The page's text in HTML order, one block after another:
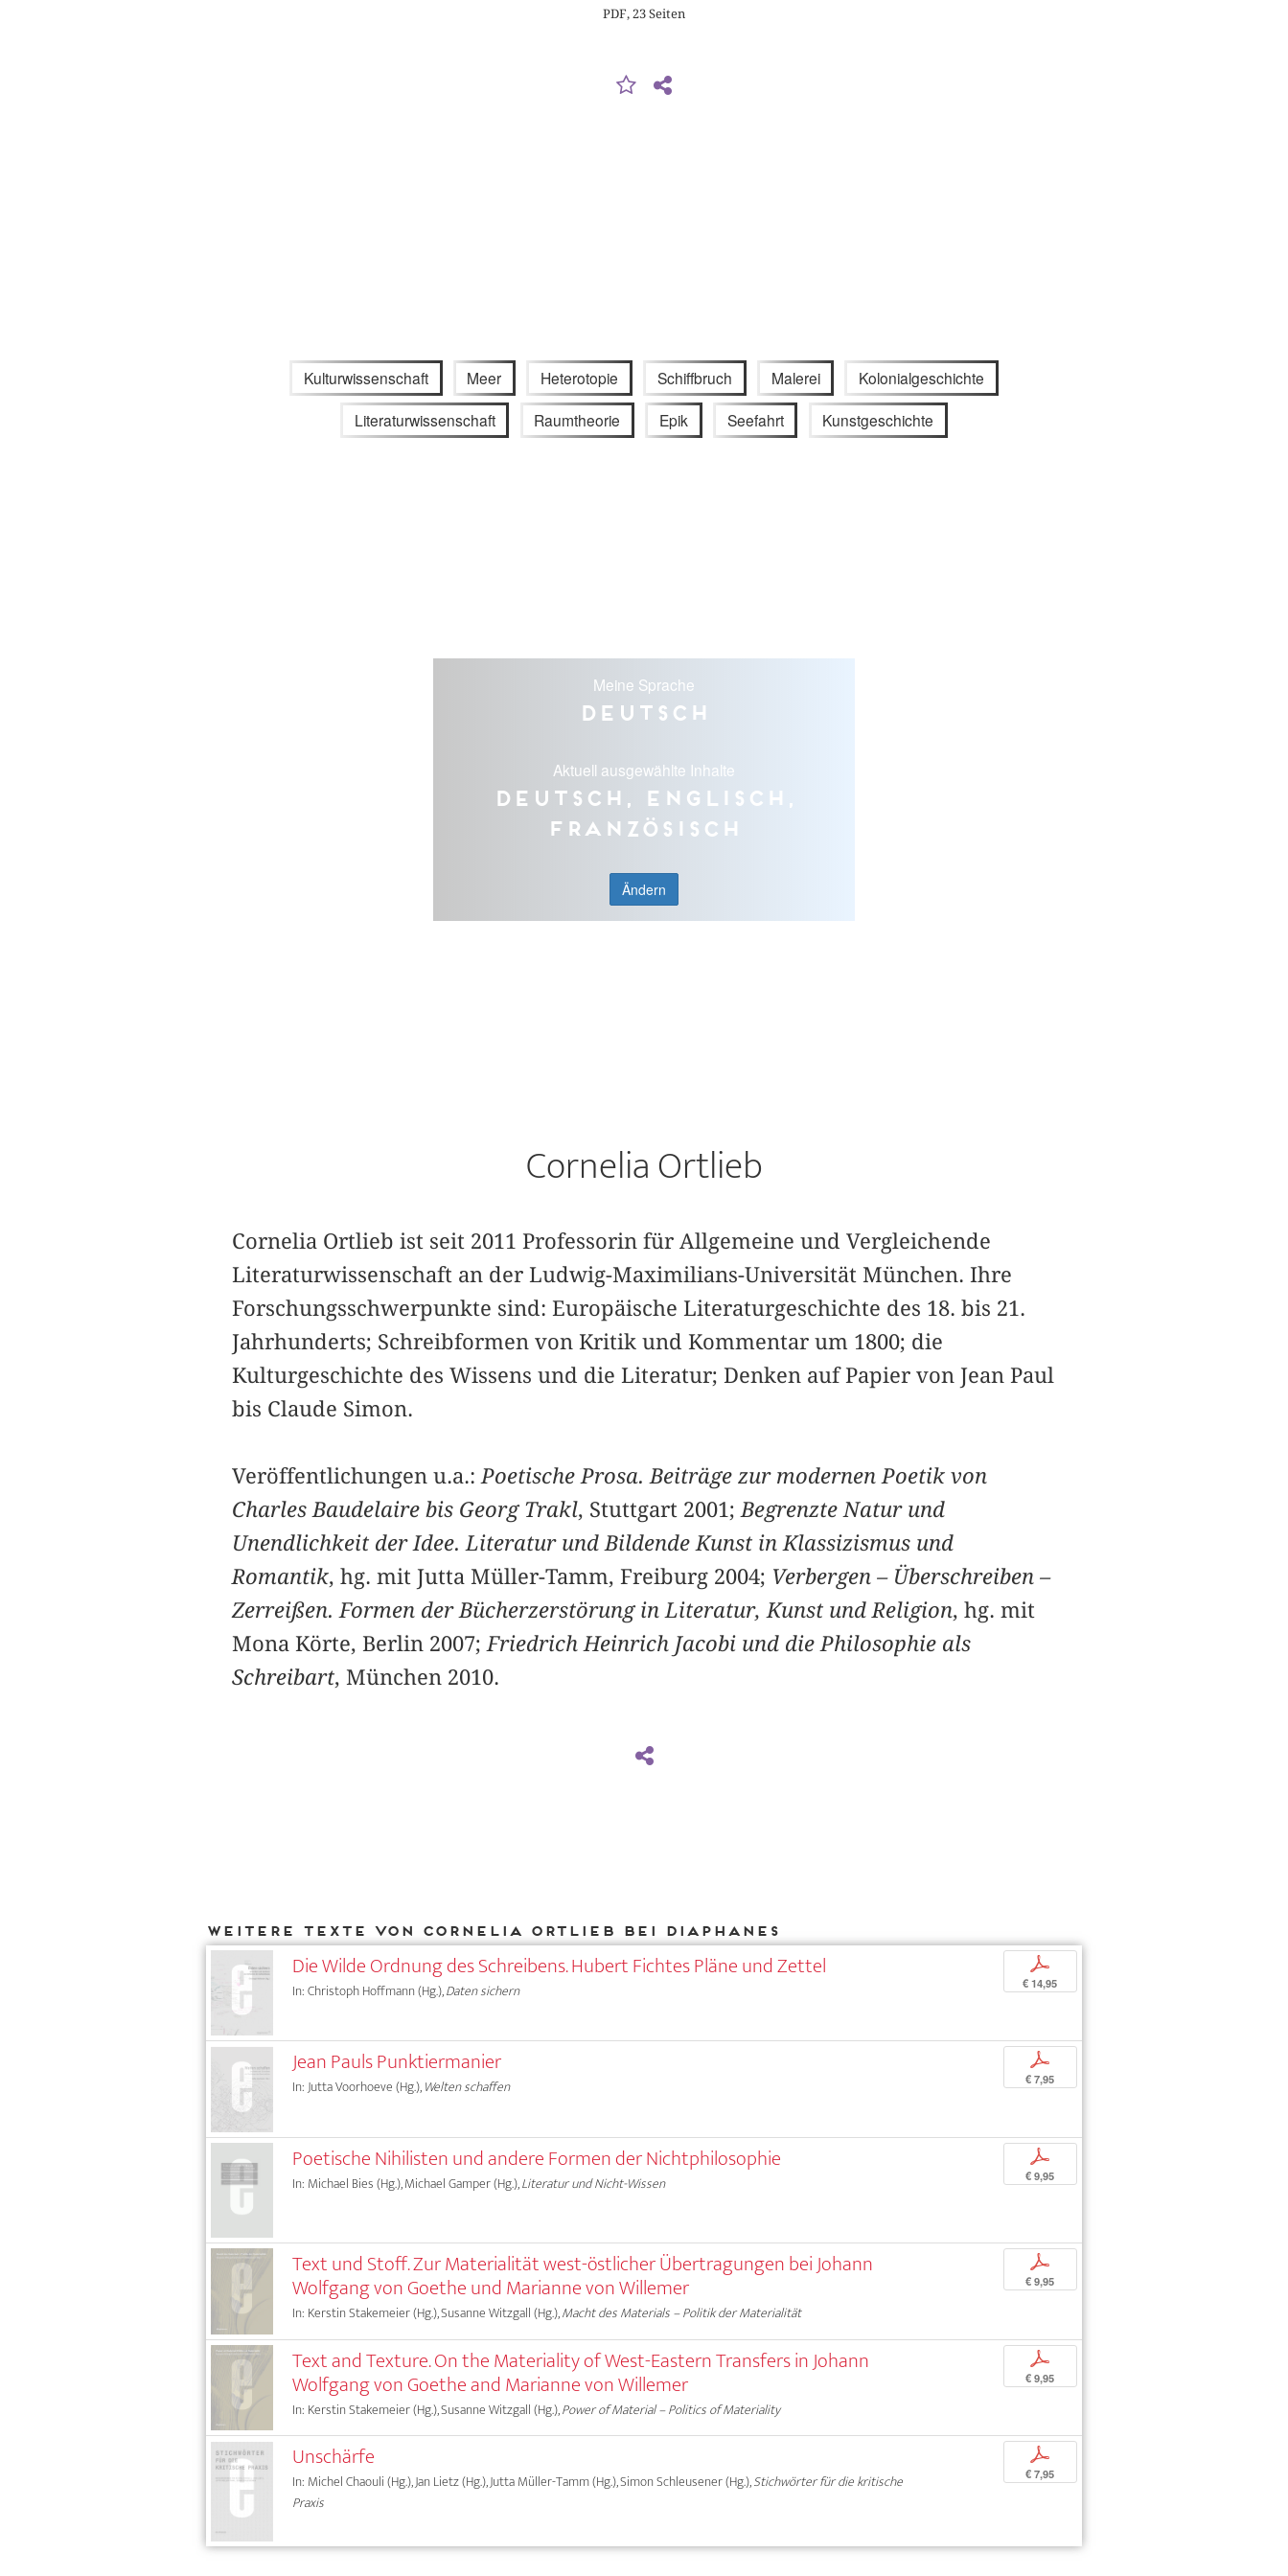
PDF, 23 Seiten
Kulturwissenschaft Meer Heterotopie Schiffbruch Malerei Kolonialgeschichte
Literaturwissenschaft Raumtheorie Epik Seefahrt Kunstgeschichte
Meine Sprache
Deutsch
Aktuell ausgewählte Inhalte
Deutsch, Englisch,
Französisch
Ändern
Cornelia Ortlieb
Cornelia Ortlieb ist seit 2011 Professorin für Allgemeine und Vergleichende
Literaturwissenschaft an der Ludwig-Maximilians-Universität München. Ihre
Forschungsschwerpunkte sind: Europäische Literaturgeschichte des 18. bis 21.
Jahrhunderts; Schreibformen von Kritik und Kommentar um 1800; die
Kulturgeschichte des Wissens und die Literatur; Denken auf Papier von Jean Paul
bis Claude Simon.
Veröffentlichungen u.a.:Poetische Prosa. Beiträge zur modernen Poetik von
Charles Baudelaire bis Georg Trakl, Stuttgart 2001;Begrenzte Natur und
Unendlichkeit der Idee. Literatur und Bildende Kunst in Klassizismus und
Romantik, hg. mit Jutta Müller-Tamm, Freiburg 2004; Verbergen – Überschreiben –
Zerreißen. Formen der Bücherzerstörung in Literatur, Kunst und Religion, hg. mit
Mona Körte, Berlin 2007;Friedrich Heinrich Jacobi und die Philosophie als
Schreibart, München 2010.
Weitere Texte von Cornelia Ortlieb bei DIAPHANES
Die Wilde Ordnung des Schreibens. Hubert Fichtes Pläne und Zettel
In: Christoph Hoffmann (Hg.),Daten sichern
p
€ 14,95
Jean Pauls Punktiermanier
In: Jutta Voorhoeve (Hg.),Welten schaffen
p
€ 7,95
Poetische Nihilisten und andere Formen der Nichtphilosophie
In: Michael Bies (Hg.), Michael Gamper (Hg.),Literatur und Nicht-Wissen
p
€ 9,95
Text und Stoff. Zur Materialität west-östlicher Übertragungen bei Johann
Wolfgang von Goethe und Marianne von Willemer
In: Kerstin Stakemeier (Hg.), Susanne Witzgall (Hg.),Macht des Materials – Politik der Materialität
p
€ 9,95
Text and Texture. On the Materiality of West-Eastern Transfers in Johann
Wolfgang von Goethe and Marianne von Willemer
In: Kerstin Stakemeier (Hg.), Susanne Witzgall (Hg.),Power of Material – Politics of Materiality
p
€ 9,95
Unschärfe
In: Michel Chaouli (Hg.), Jan Lietz (Hg.), Jutta Müller-Tamm (Hg.), Simon Schleusener (Hg.),Stichwörter für die kritische
Praxis
p
€ 7,95